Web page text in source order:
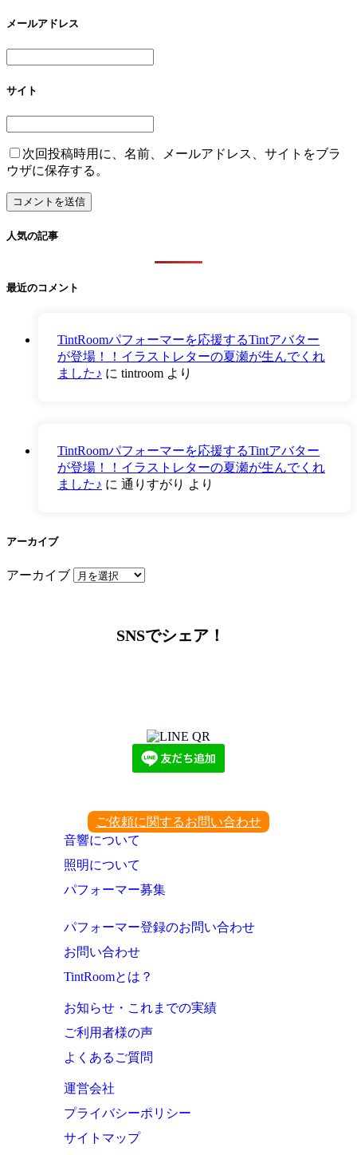
メールアドレス
サイト
次回投稿時用に、名前、メールアドレス、サイトをブラ
ウザに保存する。
人気の記事
最近のコメント
TintRoomパフォーマーを応援するTintアバター
が登場！！イラストレターの夏瀬が生んでくれ
ました♪ に tintroom より
TintRoomパフォーマーを応援するTintアバター
が登場！！イラストレターの夏瀬が生んでくれ
ました♪ に 通りすがり より
アーカイブ
アーカイブ
SNSでシェア！
ご依頼に関するお問い合わせ
音響について
照明について
パフォーマー募集
パフォーマー登録のお問い合わせ
お問い合わせ
TintRoomとは？
お知らせ・これまでの実績
ご利用者様の声
よくあるご質問
運営会社
プライバシーポリシー
サイトマップ